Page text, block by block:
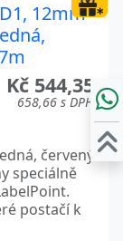
12mm
Kč 544,35
658,66 s DPH
červený
speciálně
postačí k